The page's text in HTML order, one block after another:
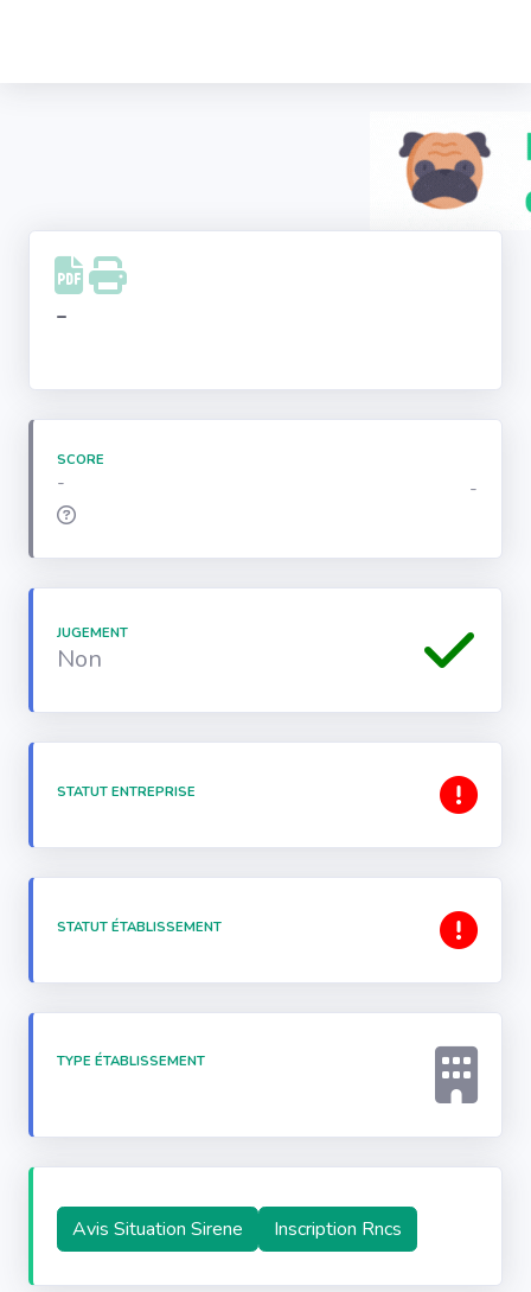
Facebook
Instagram
-
SCORE
- -
JUGEMENT
Non
STATUT ENTREPRISE
STATUT ÉTABLISSEMENT
TYPE ÉTABLISSEMENT
Avis Situation Sirene Inscription Rncs